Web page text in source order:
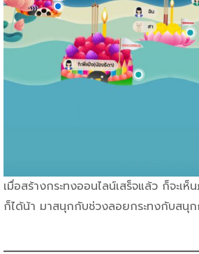
เมื่อสร้างกระทงออนไลน์เสร็จแล้ว ก็จะเ
ก็ได้น้า มาสนุกกับช่วงลอยกระทงกับสนุก